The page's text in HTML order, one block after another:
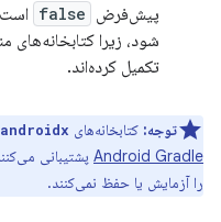
پیش‌فرض false
شود، زیرا کتابخانه‌های
تکمیل کرده‌اند.
توجه: کتابخانه‌های androidx
Android Gradle پشتیبانی
را آزمایش یا حفظ نمی‌کنند.